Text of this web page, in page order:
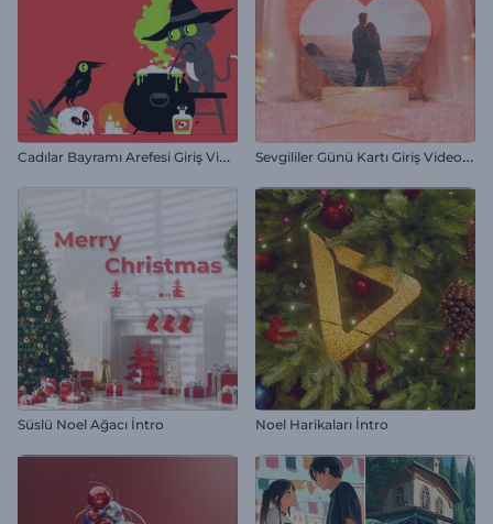
C
adılar Bayramı Arefesi Giriş Videosu S
evgililer Günü Kartı Giriş Videosu
Süslü Noel Ağacı İntro Noel Harikaları İntro